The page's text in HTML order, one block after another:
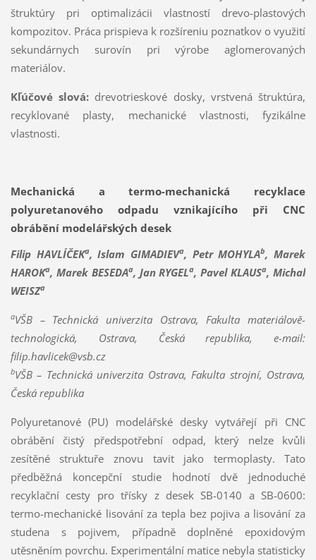
štruktúry pri optimalizácii vlastností drevo-plastových
kompozitov. Práca prispieva k rozšíreniu poznatkov o využití
sekundárnych surovín pri výrobe aglomerovaných
materiálov.
Kľúčové slová: drevotrieskové dosky, vrstvená štruktúra,
recyklované plasty, mechanické vlastnosti, fyzikálne
vlastnosti.
Mechanická a termo-mechanická recyklace
polyuretanového odpadu vznikajícího při CNC
obrábění modelářských desek
Filip HAVLÍČEKa, Islam GIMADIEVa, Petr MOHYLAb, Marek
HAROKa, Marek BESEDAa, Jan RYGELa, Pavel KLAUSa, Michal
WEISZa
aVŠB – Technická univerzita Ostrava, Fakulta materiálově-
technologická, Ostrava, Česká republika, e-mail:
filip.havlicek@vsb.cz
bVŠB – Technická univerzita Ostrava, Fakulta strojní, Ostrava,
Česká republika
Polyuretanové (PU) modelářské desky vytvářejí při CNC
obrábění čistý předspotřební odpad, který nelze kvůli
zesítěné struktuře znovu tavit jako termoplasty. Tato
předběžná koncepční studie hodnotí dvě jednoduché
recyklační cesty pro třísky z desek SB-0140 a SB-0600:
termo-mechanické lisování za tepla bez pojiva a lisování za
studena s pojivem, případně doplněné epoxidovým
utěsněním povrchu. Experimentální matice nebyla statisticky